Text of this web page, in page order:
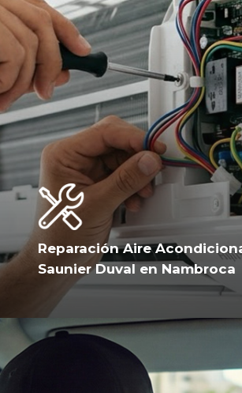
Reparación Aire
Saunier Duval en Nambroca